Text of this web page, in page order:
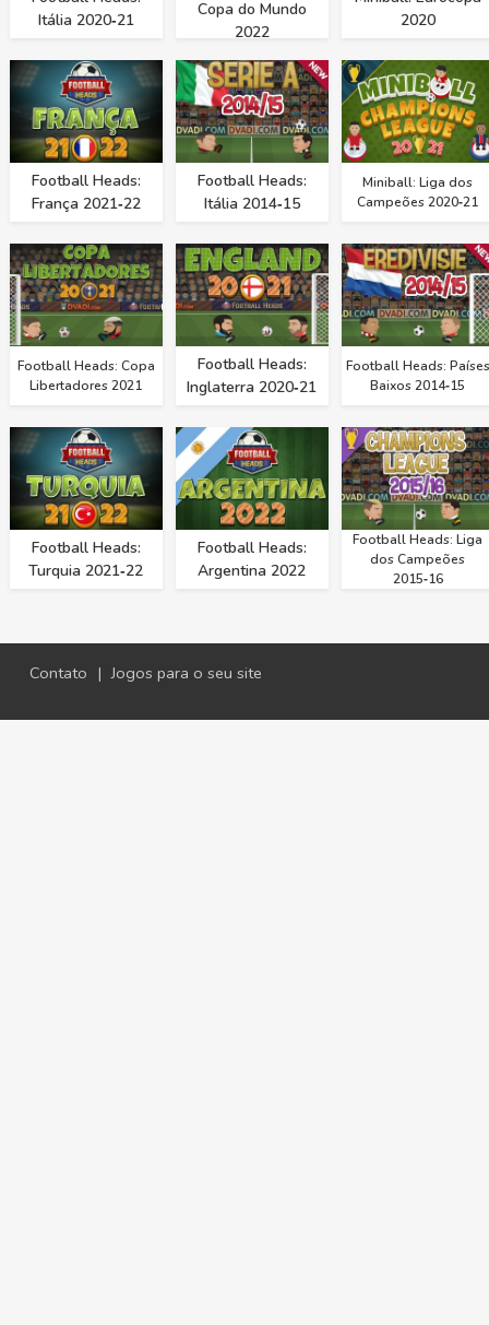
Itália 2020‑21
Copa do Mundo
2022
2020
Football Heads:
França 2021‑22
Football Heads:
Itália 2014‑15
Miniball: Liga dos
Campeões 2020‑21
Football Heads: Copa
Libertadores 2021
Football Heads:
Inglaterra 2020‑21
Football Heads: Países
Baixos 2014‑15
Football Heads:
Turquia 2021‑22
Football Heads:
Argentina 2022
Football Heads: Liga
dos Campeões
2015‑16
Contato | Jogos para o seu site